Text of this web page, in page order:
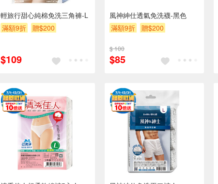
輕旅行甜心純棉免洗三角褲-L
滿額9折
贈$200
$109
風神紳仕透氣免洗襪-黑色
滿額9折
贈$200
$ 100
$85